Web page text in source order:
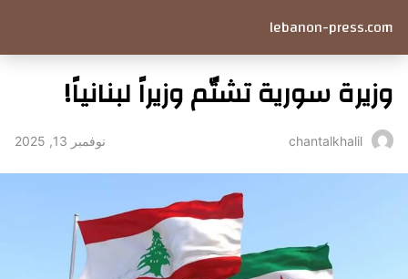
lebanon-press.com
وزيرة سورية تشتّم وزيراً لبنانياً!
chantalkhalil نوفمبر 13, 2025